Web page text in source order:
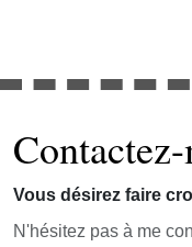
Vous désirez faire
N'hésitez pas à me